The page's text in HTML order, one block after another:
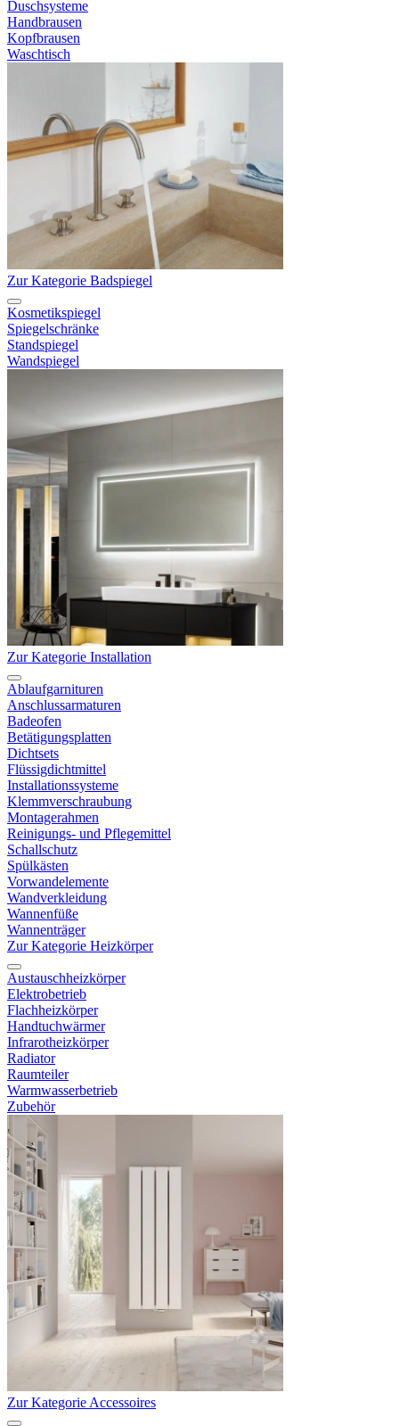
Duschsysteme
Handbrausen
Kopfbrausen
Waschtisch
Zur Kategorie Badspiegel
Kosmetikspiegel
Spiegelschränke
Standspiegel
Wandspiegel
Zur Kategorie Installation
Ablaufgarnituren
Anschlussarmaturen
Badeofen
Betätigungsplatten
Dichtsets
Flüssigdichtmittel
Installationssysteme
Klemmverschraubung
Montagerahmen
Reinigungs- und Pflegemittel
Schallschutz
Spülkästen
Vorwandelemente
Wandverkleidung
Wannenfüße
Wannenträger
Zur Kategorie Heizkörper
Austauschheizkörper
Elektrobetrieb
Flachheizkörper
Handtuchwärmer
Infrarotheizkörper
Radiator
Raumteiler
Warmwasserbetrieb
Zubehör
Zur Kategorie Accessoires